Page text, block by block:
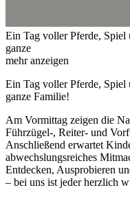
Ein Tag voller Pferde, Spiel
ganze
mehr anzeigen
Ein Tag voller Pferde, Spiel
ganze Familie!
Am Vormittag zeigen die
Führzügel-, Reiter- und
Anschließend erwartet
abwechslungsreiches
Entdecken, Ausprobieren
– bei uns ist jeder herzlich